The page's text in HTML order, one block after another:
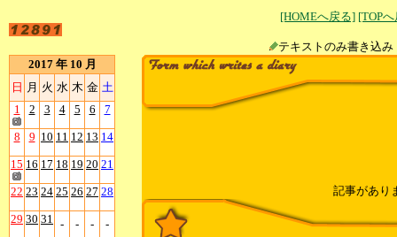
[HOMEへ戻る] [TOP
テキストのみ書
2017 年 10 月
日 月 火 水 木 金 土
1
2 3 4 5 6 7
8 9 10 11 12 13 14
15 16 17 18 19 20 21
22 23 24 25 26 27 28
29 30 31 - - - -
記事があり